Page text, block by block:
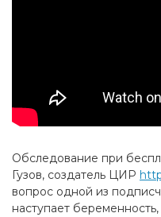
Обследование при
Гузов, создатель ЦИР
вопрос одной из
наступает